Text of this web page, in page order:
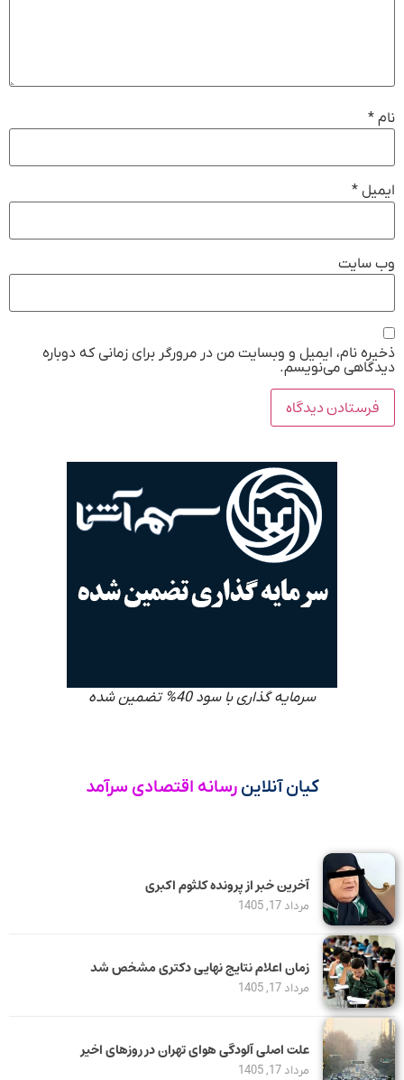
نام *
ایمیل *
وب‌ سایت
ذخیره نام، ایمیل و وبسایت من در مرورگر برای زمانی که دوباره
دیدگاهی می‌نویسم.
سرمایه گذاری با سود 40% تضمین شده
کیان آنلاین رسانه اقتصادی سرآمد
آخرین خبر از پرونده کلثوم اکبری
مرداد 17, 1405
زمان اعلام نتایج نهایی دکتری مشخص شد
مرداد 17, 1405
علت اصلی آلودگی هوای تهران در روزهای اخیر
مرداد 17, 1405